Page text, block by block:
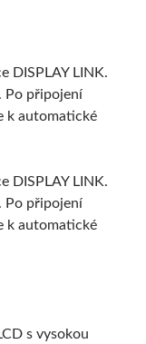
DISPLAY LINK.
Po připojení
k automatické
DISPLAY LINK.
Po připojení
k automatické
s vysokou